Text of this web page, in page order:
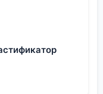
революция
смол на
— это будет